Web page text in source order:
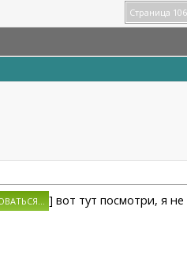
Страница
] вот тут посмотри, я